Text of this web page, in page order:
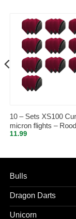
10 – Sets XS100
micron flights – Rood
11.99
Bulls
Dragon Darts
Unicorn